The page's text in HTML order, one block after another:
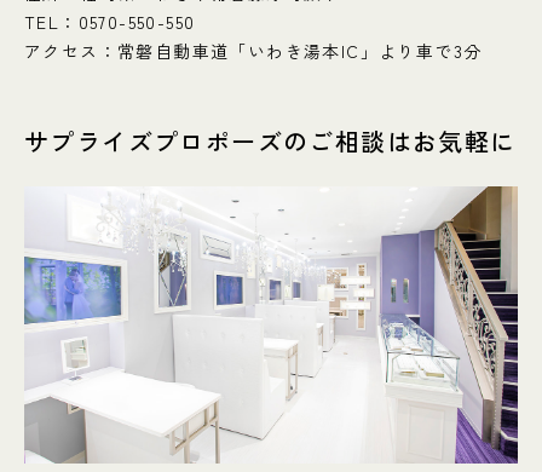
TEL：0570-550-550
アクセス：常磐自動車道「いわき湯本IC」より車で3分
サプライズプロポーズのご相談はお気軽に